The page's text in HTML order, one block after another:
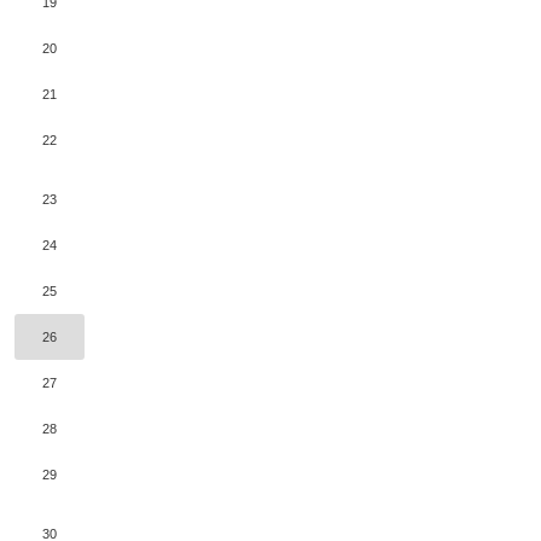
20
21
22
23
24
25
26
27
28
29
30